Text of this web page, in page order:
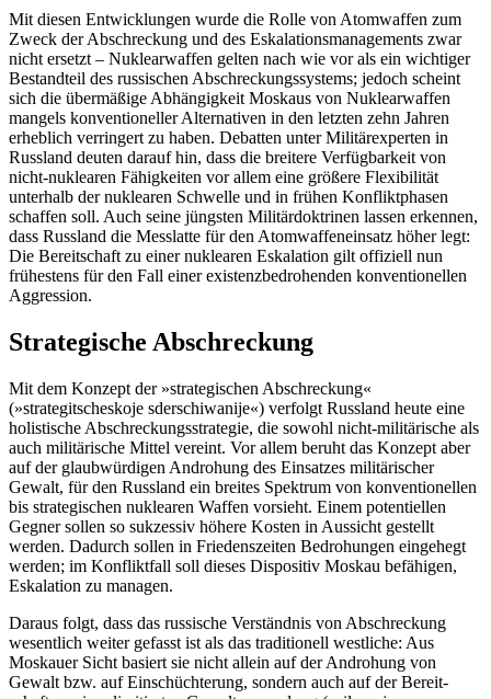
Mit diesen Entwicklungen wurde die Rolle von Atomwaffen zum
Zweck der Ab­schreckung und des Eskalationsmanagements zwar
nicht ersetzt – Nuklearwaffen gelten nach wie vor als ein wichtiger
Be­standteil des russischen Abschreckungs­systems; jedoch scheint
sich die übermäßige Abhängigkeit Moskaus von Nuklearwaffen
mangels konventioneller Alternativen in den letzten zehn Jahren
erheblich ver­ringert zu haben. Debatten unter Militär­experten in
Russland deuten darauf hin, dass die breitere Verfügbarkeit von
nicht-nuklearen Fähigkeiten vor allem eine grö­ßere Flexibilität
unterhalb der nuklearen Schwelle und in frühen Konfliktphasen
schaffen soll. Auch seine jüngsten Militär­doktrinen lassen erkennen,
dass Russland die Messlatte für den Atomwaffeneinsatz höher legt:
Die Bereitschaft zu einer nukle­aren Eskalation gilt offiziell nun
frühestens für den Fall einer existenzbedrohenden kon­ventionellen
Aggression.
Strategische Abschreckung
Mit dem Konzept der »strategischen Ab­schreckung«
(»strategitscheskoje sderschiwanije«) verfolgt Russland heute eine
holis­tische Abschreckungsstrategie, die sowohl nicht-militärische als
auch militärische Mittel vereint. Vor allem beruht das Kon­zept aber
auf der glaubwürdigen Androhung des Einsatzes militärischer
Gewalt, für den Russland ein breites Spektrum von konven­tionellen
bis strategischen nukle­aren Waf­fen vorsieht. Einem potentiellen
Gegner sollen so sukzessiv höhere Kosten in Aus­sicht gestellt
werden. Dadurch sollen in Friedenszeiten Bedrohungen eingehegt
wer­den; im Konfliktfall soll dieses Dispositiv Moskau befähigen,
Eskalation zu managen.
Daraus folgt, dass das russische Verständ­nis von Abschreckung
wesentlich weiter gefasst ist als das traditionell westliche: Aus
Moskauer Sicht basiert sie nicht allein auf der Androhung von
Gewalt bzw. auf Ein­schüchterung, sondern auch auf der Bereit­